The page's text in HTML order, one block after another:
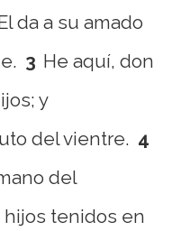
da a su amado
3 He aquí, don
y
del vientre. 4
del
tenidos en